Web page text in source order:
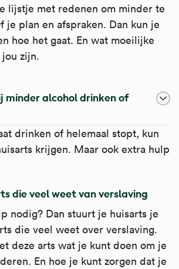
lijstje met redenen om minder te
je plan en afspraken. Dan kun je
hoe het gaat. En wat moeilijke
zijn.
minder alcohol drinken of
drinken of helemaal stopt, kun
krijgen. Maar ook extra hulp
die veel weet van verslaving
nodig? Dan stuurt je huisarts je
die veel weet over verslaving.
deze arts wat je kunt doen om je
En hoe je kunt zorgen dat je